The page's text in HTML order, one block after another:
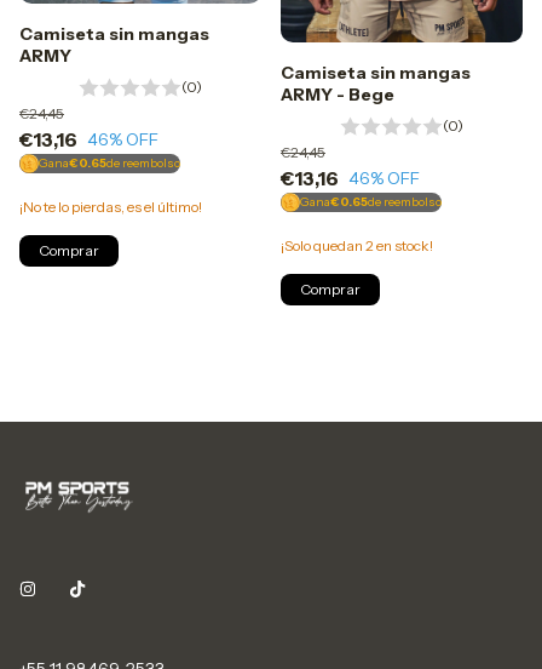
Camiseta sin mangas
ARMY
(0)
€13,16
€24,45
46% OFF
Gana€0.65de reembolso
¡No te lo pierdas, es el último!
Comprar
Camiseta sin mangas
ARMY - Bege
(0)
€13,16
€24,45
46% OFF
Gana€0.65de reembolso
¡Solo quedan 2en stock!
Comprar